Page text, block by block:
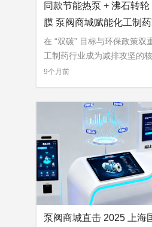
同款节能热泵 + 沸石转轮
膜 泵阀商城赋能化工制
距
在 “双碳” 目标与环保政策双
工制药行业成为减排攻坚的
9个月前
泵阀商城直击 2025 上海